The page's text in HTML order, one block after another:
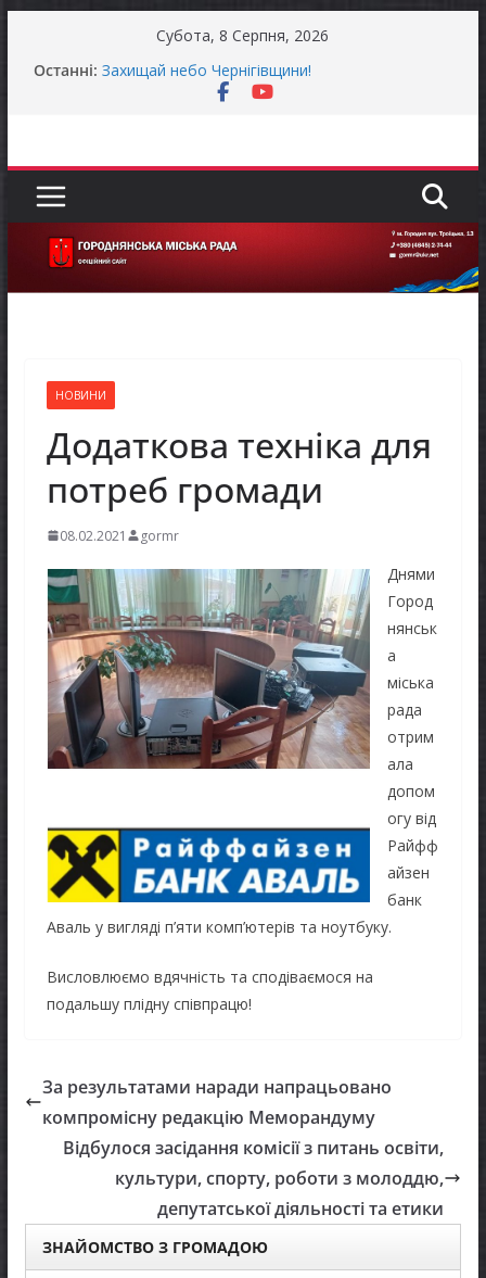
Субота, 8 Серпня, 2026
Останні: Захищай небо Чернігівщини!
Батьки майбутніх першокласників уже можуть
Як отримати компенсацію за товари, придбані
Уповноважений Верховної Ради України з
прав людини проводить опитування щодо
реалізації права осіб з інвалідністю на працю
НОВИНИ
Додаткова техніка для
потреб громади
08.02.2021 gormr
Днями
Город
нянськ
а
міська
рада
отрим
ала
допом
огу від
Райфф
айзен
банк
Аваль у вигляді п’яти комп’ютерів та ноутбуку.
Висловлюємо вдячність та сподіваємося на
подальшу плідну співпрацю!
За результатами наради напрацьовано
компромісну редакцію Меморандуму
Відбулося засідання комісії з питань освіти,
культури, спорту, роботи з молоддю,
депутатської діяльності та етики
ЗНАЙОМСТВО З ГРОМАДОЮ